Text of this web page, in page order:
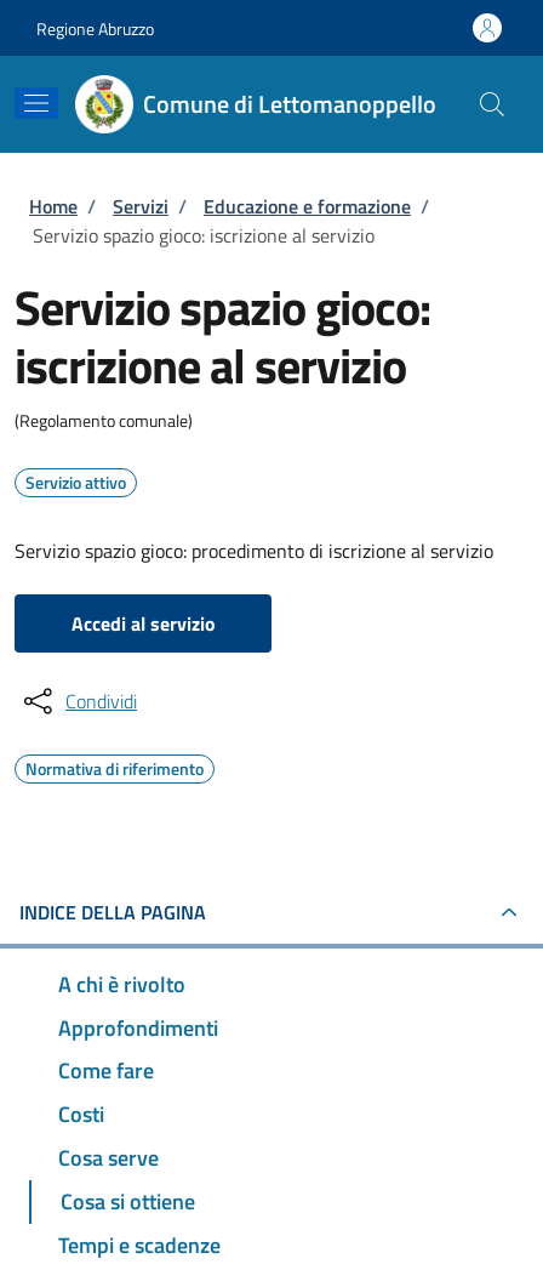
Regione Abruzzo
Comune di Lettomanoppello
Briciole di pane
Home / Servizi / Educazione e formazione /
Servizio spazio gioco: iscrizione al servizio
Servizio spazio gioco:
iscrizione al servizio
(Regolamento comunale)
Servizio attivo
Servizio spazio gioco: procedimento di iscrizione al servizio
Accedi al servizio
Condividi
Normativa di riferimento
INDICE DELLA PAGINA
A chi è rivolto
Approfondimenti
Come fare
Costi
Cosa serve
Cosa si ottiene
Tempi e scadenze